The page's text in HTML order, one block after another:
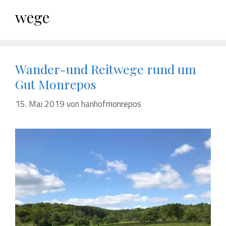
wege
Wander-und Reitwege rund um
Gut Monrepos
15. Mai 2019vonhanhofmonrepos